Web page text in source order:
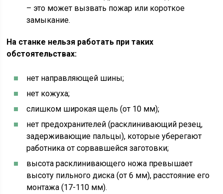
– это может вызвать пожар или короткое
замыкание.
На станке нельзя работать при таких
обстоятельствах:
нет направляющей шины;
нет кожуха;
слишком широкая щель (от 10 мм);
нет предохранителей (расклинивающий резец,
задерживающие пальцы), которые уберегают
работника от сорвавшейся заготовки;
высота расклинивающего ножа превышает
высоту пильного диска (от 6 мм), расстояние его
монтажа (17-110 мм).